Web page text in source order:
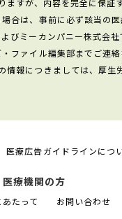
すが、内容を完全に保証
合は、事前に必ず該当の医
びミーカンパニー株式会
ファイル編集部までご連絡
報につきましては、厚生
医療広告ガイドラインにつ
医療機関の方
たって お問い合わせ